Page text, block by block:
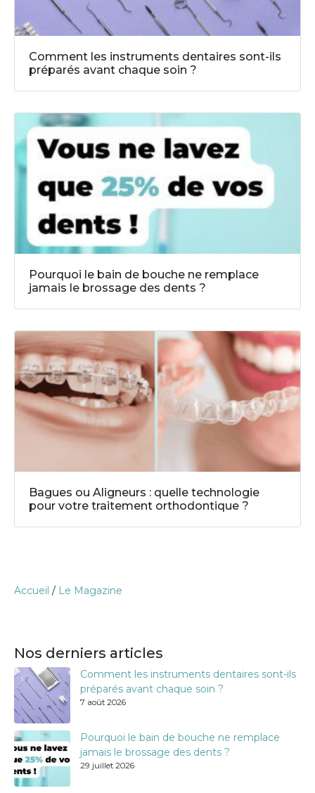
Comment les instruments dentaires sont-ils
préparés avant chaque soin ?
Pourquoi le bain de bouche ne remplace
jamais le brossage des dents ?
Bagues ou Aligneurs : quelle technologie
pour votre traitement orthodontique ?
Accueil / Le Magazine
Nos derniers articles
Comment les instruments dentaires sont-ils
préparés avant chaque soin ?
7 août 2026
Pourquoi le bain de bouche ne remplace
jamais le brossage des dents ?
29 juillet 2026